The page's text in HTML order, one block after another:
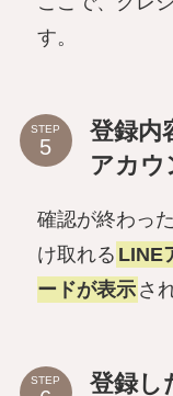
す。
STEP
登録内
アカウ
確認が終わっ
け取れる LINE
ードが表示 さ
STEP 登録し